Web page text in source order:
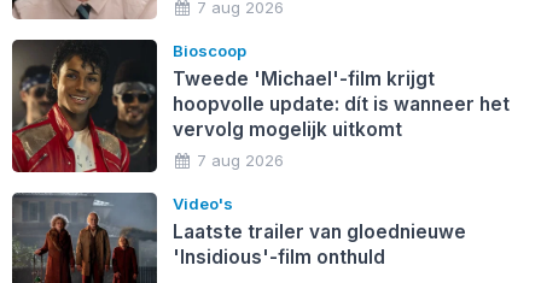
7 aug 2026
Bioscoop
Tweede 'Michael'-film krijgt
hoopvolle update: dít is wanneer het
vervolg mogelijk uitkomt
7 aug 2026
Video's
Laatste trailer van gloednieuwe
'Insidious'-film onthuld